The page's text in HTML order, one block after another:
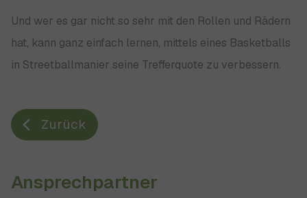
Und wer es gar nicht so sehr mit den Rollen und Rädern
hat, kann ganz einfach lernen, mittels eines Basketballs
in Streetballmanier seine Trefferquote zu verbessern.
Zurück
Ansprechpartner